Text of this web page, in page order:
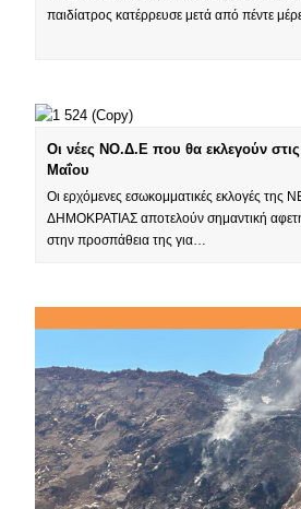
παιδίατρος κατέρρευσε μετά από πέντε
Οι νέες ΝΟ.Δ.Ε που θα εκλεγούν στις
Μαΐου
Οι ερχόμενες εσωκομματικές εκλογές της
ΔΗΜΟΚΡΑΤΙΑΣ αποτελούν σημαντική
στην προσπάθεια της για…